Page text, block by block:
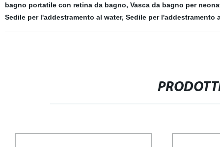
bagno portatile con retina da bagno, Vasca da bagno per
Sedile per l'addestramento al water, Sedile per l'addestramento